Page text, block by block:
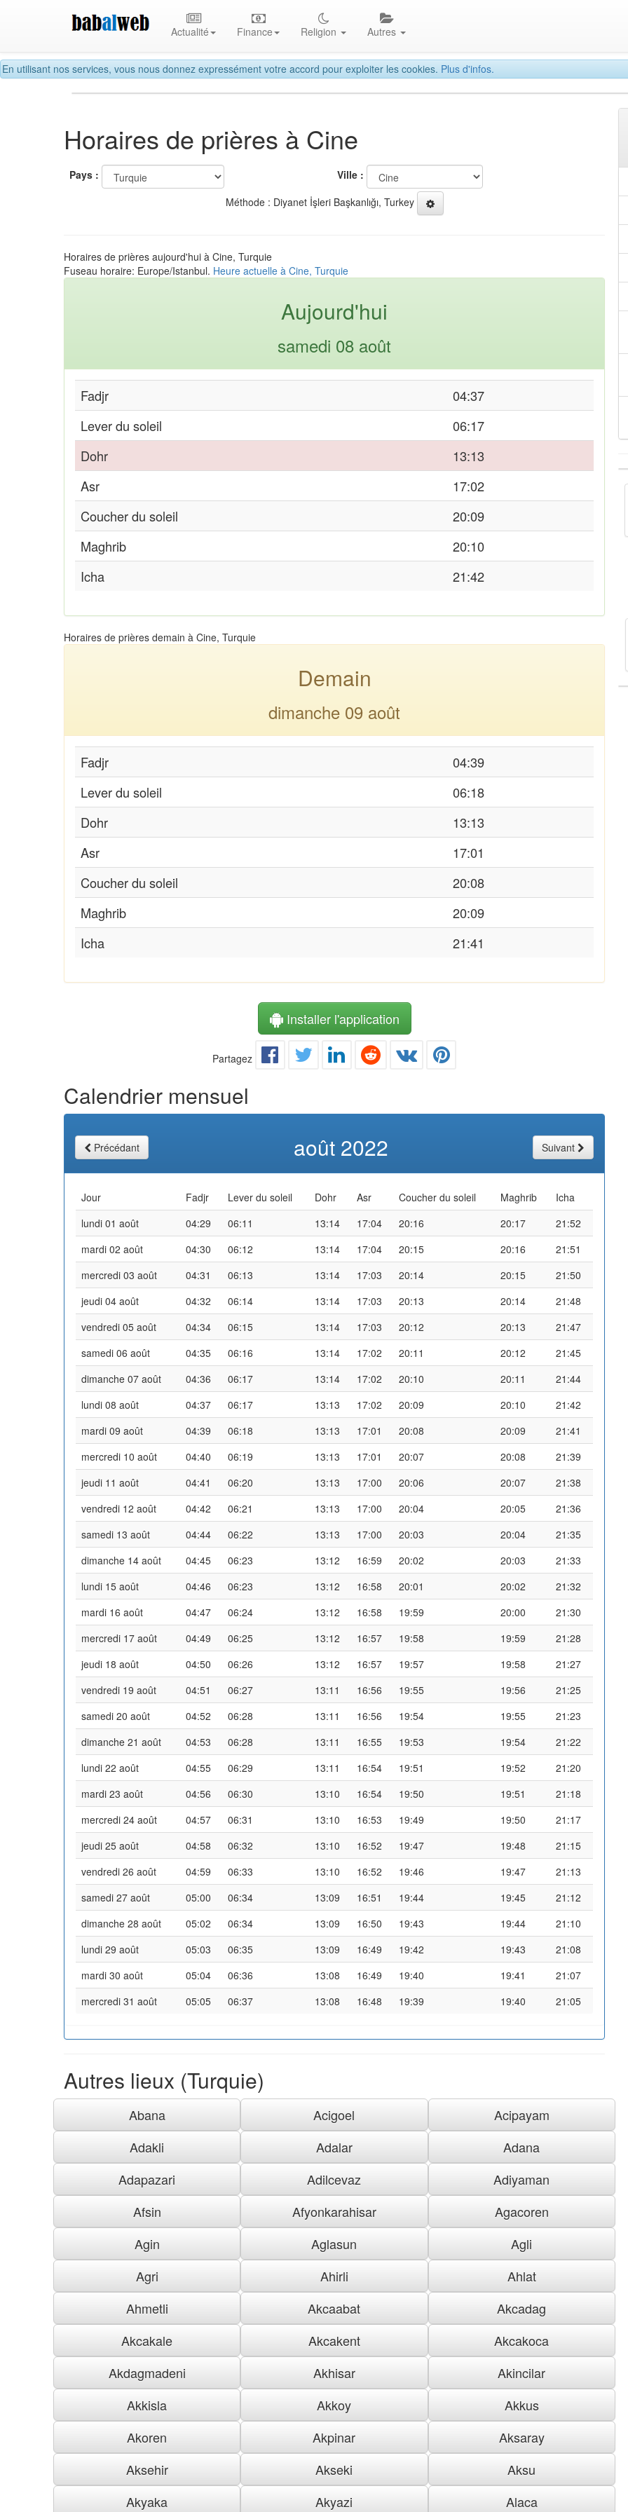
En utilisant nos services, vous nous donnez expressément votre accord pour exploiter les cookies. Plus d'infos.
Actualité Finance Religion Autres
Horaires de prières à Cine
Pays :
Ville :
Méthode : Diyanet İşleri Başkanlığı, Turkey
Horaires de prières aujourd'hui à Cine, Turquie
Fuseau horaire: Europe/Istanbul. Heure actuelle à Cine, Turquie
Aujourd'hui
samedi 08 août
Fadjr
04:37
Lever du soleil
06:17
Dohr
13:13
Asr
17:02
Coucher du soleil
20:09
Maghrib
20:10
Icha
21:42
Horaires de prières demain à Cine, Turquie
Demain
dimanche 09 août
Fadjr
04:39
Lever du soleil
06:18
Dohr
13:13
Asr
17:01
Coucher du soleil
20:08
Maghrib
20:09
Icha
21:41
Installer l'application
Partagez
Calendrier mensuel
Précédant août 2022 Suivant
Jour Fadjr Lever du soleil Dohr Asr Coucher du soleil Maghrib
Icha
lundi 01 août
04:29 06:11 13:14 17:04 20:16 20:17
21:52
mardi 02 août
04:30 06:12 13:14 17:04 20:15 20:16
21:51
mercredi 03 août
04:31 06:13 13:14 17:03 20:14 20:15
21:50
jeudi 04 août
04:32 06:14 13:14 17:03 20:13 20:14
21:48
vendredi 05 août
04:34 06:15 13:14 17:03 20:12 20:13
21:47
samedi 06 août
04:35 06:16 13:14 17:02 20:11 20:12
21:45
dimanche 07 août
04:36 06:17 13:14 17:02 20:10 20:11
21:44
lundi 08 août
04:37 06:17 13:13 17:02 20:09 20:10
21:42
mardi 09 août
04:39 06:18 13:13 17:01 20:08 20:09
21:41
mercredi 10 août
04:40 06:19 13:13 17:01 20:07 20:08
21:39
jeudi 11 août
04:41 06:20 13:13 17:00 20:06 20:07
21:38
vendredi 12 août
04:42 06:21 13:13 17:00 20:04 20:05
21:36
samedi 13 août
04:44 06:22 13:13 17:00 20:03 20:04
21:35
dimanche 14 août
04:45 06:23 13:12 16:59 20:02 20:03
21:33
lundi 15 août
04:46 06:23 13:12 16:58 20:01 20:02
21:32
mardi 16 août
04:47 06:24 13:12 16:58 19:59 20:00
21:30
mercredi 17 août
04:49 06:25 13:12 16:57 19:58 19:59
21:28
jeudi 18 août
04:50 06:26 13:12 16:57 19:57 19:58
21:27
vendredi 19 août
04:51 06:27 13:11 16:56 19:55 19:56
21:25
samedi 20 août
04:52 06:28 13:11 16:56 19:54 19:55
21:23
dimanche 21 août
04:53 06:28 13:11 16:55 19:53 19:54
21:22
lundi 22 août
04:55 06:29 13:11 16:54 19:51 19:52
21:20
mardi 23 août
04:56 06:30 13:10 16:54 19:50 19:51
21:18
mercredi 24 août
04:57 06:31 13:10 16:53 19:49 19:50
21:17
jeudi 25 août
04:58 06:32 13:10 16:52 19:47 19:48
21:15
vendredi 26 août
04:59 06:33 13:10 16:52 19:46 19:47
21:13
samedi 27 août
05:00 06:34 13:09 16:51 19:44 19:45
21:12
dimanche 28 août
05:02 06:34 13:09 16:50 19:43 19:44
21:10
lundi 29 août
05:03 06:35 13:09 16:49 19:42 19:43
21:08
mardi 30 août
05:04 06:36 13:08 16:49 19:40 19:41
21:07
mercredi 31 août
05:05 06:37 13:08 16:48 19:39 19:40 21:05
Autres lieux (Turquie)
Abana Acigoel
Acipayam
Adakli
Adalar
Adana
Adapazari
Adilcevaz
Adiyaman
Afsin
Afyonkarahisar
Agacoren
Agin
Aglasun
Agli
Agri
Ahirli
Ahlat
Ahmetli
Akcaabat
Akcadag
Akcakale
Akcakent
Akcakoca
Akdagmadeni
Akhisar
Akincilar
Akkisla
Akkoy
Akkus
Akoren
Akpinar
Aksaray
Aksehir
Akseki
Aksu
Akyaka
Akyazi Alaca